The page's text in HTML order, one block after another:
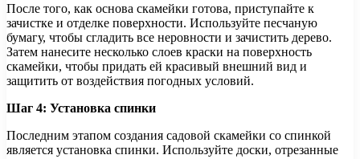
После того, как основа скамейки готова, приступайте к
зачистке и отделке поверхности. Используйте песчаную
бумагу, чтобы сгладить все неровности и зачистить дерево.
Затем нанесите несколько слоев краски на поверхность
скамейки, чтобы придать ей красивый внешний вид и
защитить от воздействия погодных условий.
Шаг 4: Установка спинки
Последним этапом создания садовой скамейки со спинкой
является установка спинки. Используйте доски, отрезанные